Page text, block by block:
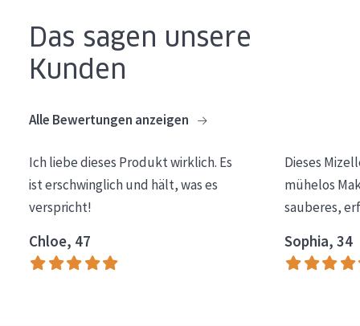
Normale bis trockene Haut
Reife Haut
Der Sonne ausgesetzte Haut
ALTER
Das sagen unsere
Kunden
Alle Bewertungen anzeigen
Ich liebe dieses Produkt wirklich. Es
ist erschwinglich und hält, was es
verspricht!
Chloe, 47
Dieses
mühelos
sauberes,
Sophia, 34